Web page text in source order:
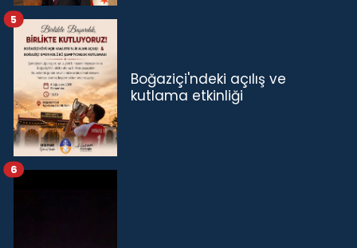
Boğaziçi'ndeki açılış ve
kutlama etkinliği
5
6